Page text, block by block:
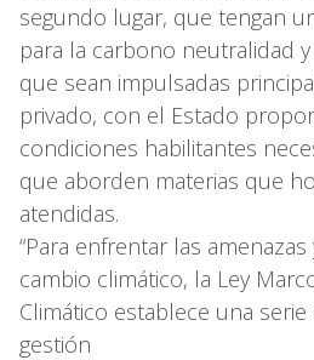
segundo lugar, que tengan
para la carbono neutralidad
que sean impulsadas
privado, con el Estado
condiciones habilitantes
que aborden materias que
atendidas.
“Para enfrentar las
cambio climático, la Ley
Climático establece una
gestión